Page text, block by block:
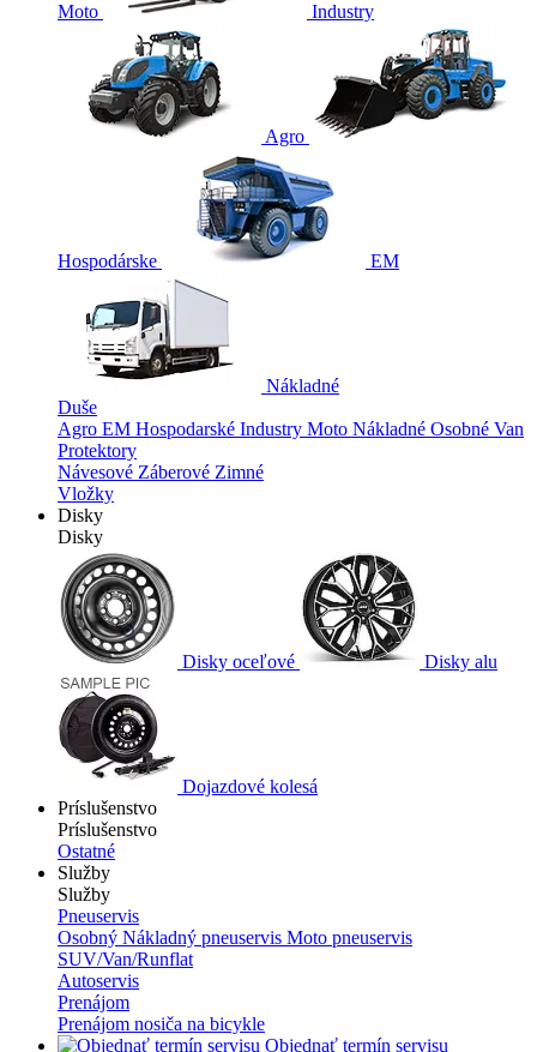
Moto Industry
Agro
Hospodárske EM
Nákladné
Duše
Agro EM Hospodarské Industry Moto Nákladné Osobné Van
Protektory
Návesové Záberové Zimné
Vložky
Disky
Disky
Disky oceľové Disky alu
Dojazdové kolesá
Príslušenstvo
Príslušenstvo
Ostatné
Služby
Služby
Pneuservis
Osobný Nákladný pneuservis Moto pneuservis
SUV/Van/Runflat
Autoservis
Prenájom
Prenájom nosiča na bicykle
Objednať termín servisu